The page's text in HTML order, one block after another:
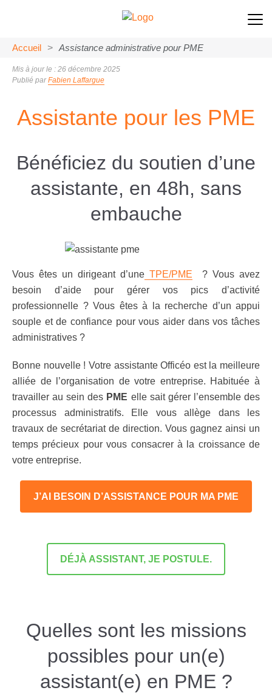
Accueil > Assistance administrative pour PME
Mis à jour le : 26 décembre 2025
Publié parFabien Laffargue
Assistante pour les PME
Bénéficiez du soutien d’une
assistante, en 48h, sans
embauche
Vous êtes un dirigeant d’une TPE/PME
? Vous avez
besoin d’aide pour gérer vos pics d’activité
professionnelle ? Vous êtes à la recherche d’un appui
souple et de confiance pour vous aider dans vos tâches
administratives ?
Bonne nouvelle ! Votre assistante Officéo est la meilleure
alliée de l’organisation de votre entreprise. Habituée à
travailler au sein des PME elle sait gérer l’ensemble des
processus administratifs. Elle vous allège dans les
travaux de secrétariat de direction. Vous gagnez ainsi un
temps précieux pour vous consacrer à la croissance de
votre entreprise.
J’AI BESOIN D’ASSISTANCE POUR MA PME
DÉJÀ ASSISTANT, JE POSTULE.
Quelles sont les missions
possibles pour un(e)
assistant(e) en PME ?